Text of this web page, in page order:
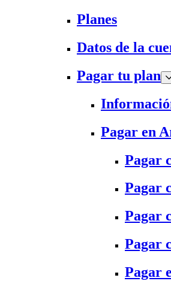
Planes
Datos de la
Pagar tu plan
Pagar en
Pagar
Pagar
Pagar
Pagar
Pagar